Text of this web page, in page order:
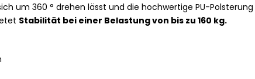
um 360 ° drehen lässt und die hochwertige PU-
Stabilität bei einer Belastung von bis zu 160 kg.